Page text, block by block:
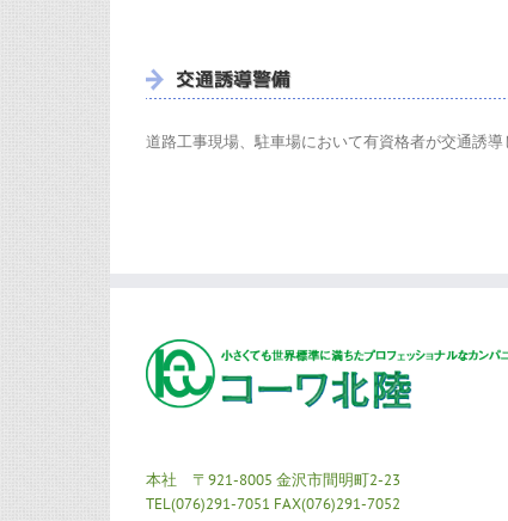
道路工事現場、駐車場において有資格者が交通誘導
本社 〒921-8005 金沢市間明町2-23
TEL(076)291-7051 FAX(076)291-7052